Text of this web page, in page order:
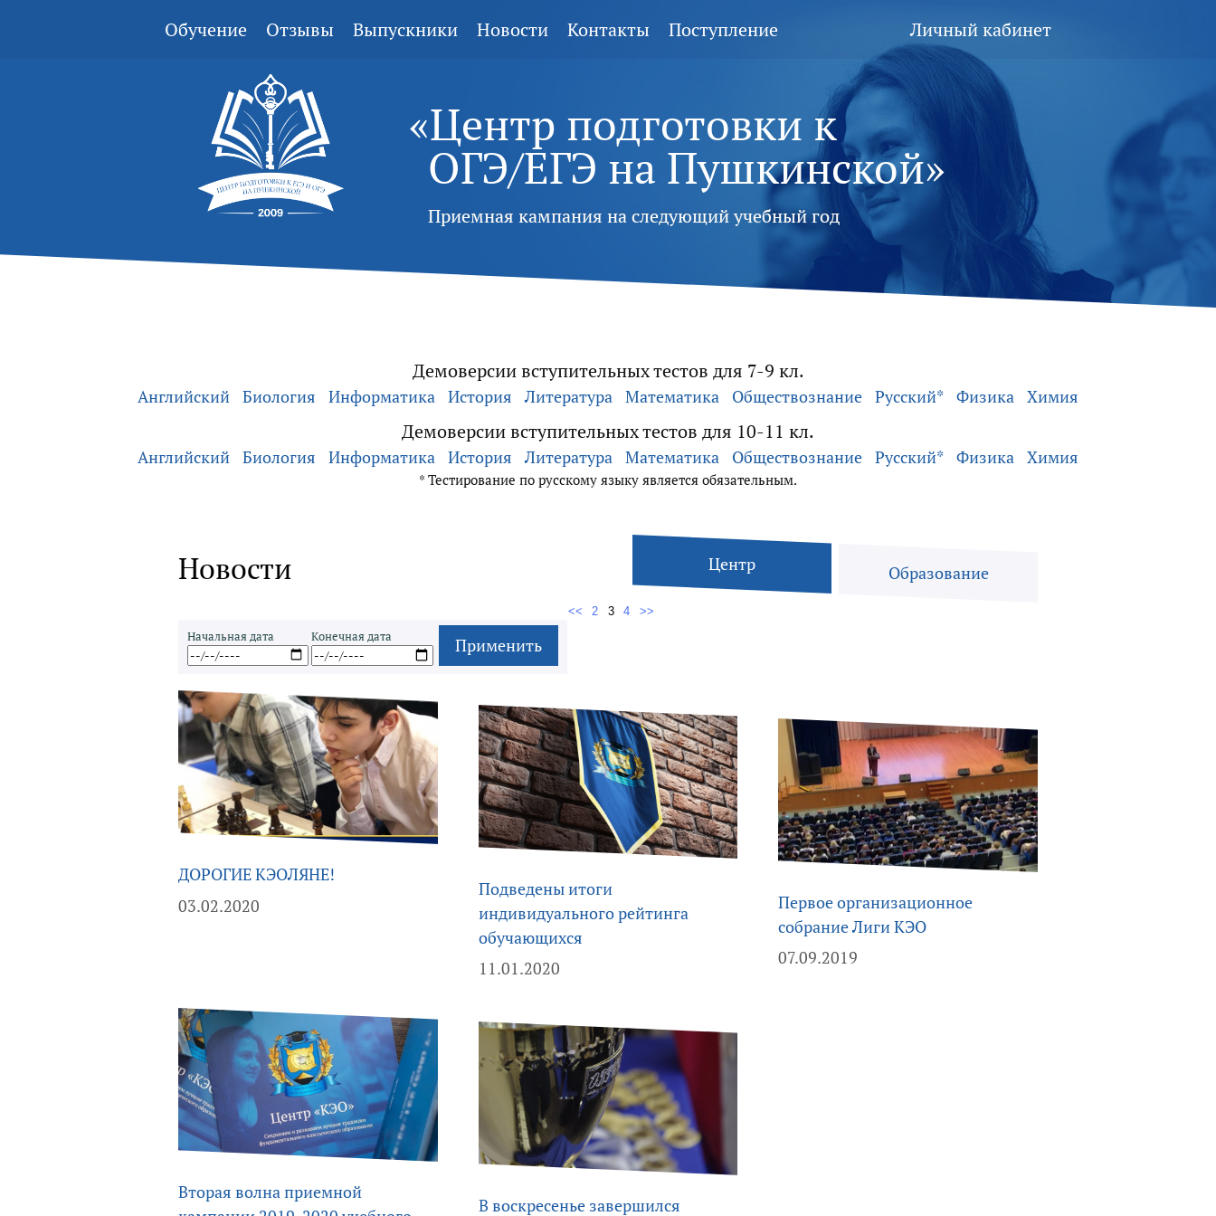
Личный кабинет
Обучение Отзывы Выпускники Новости Контакты Поступление
«Центр подготовки к
ОГЭ/ЕГЭ на Пушкинской»
Приемная кампания на следующий учебный год
Демоверсии вступительных тестов для 7-9 кл.
Английский Биология Информатика История Литература Математика Обществознание Русский* Физика Химия
Демоверсии вступительных тестов для 10-11 кл.
Английский Биология Информатика История Литература Математика Обществознание Русский* Физика Химия
* Тестирование по русскому языку является обязательным.
Новости Центр Образование
<< 2 3 4 >>
Начальная дата Конечная дата
ДОРОГИЕ КЭОЛЯНЕ!
03.02.2020
Подведены итоги
индивидуального рейтинга
обучающихся
11.01.2020
Первое организационное
собрание Лиги КЭО
07.09.2019
Вторая волна приемной
В воскресенье завершился